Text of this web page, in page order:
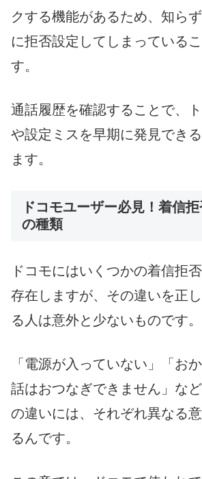
クする機能があるため、知ら
に拒否設定してしまっている
す。
通話履歴を確認することで、
や設定ミスを早期に発見でき
ます。
ドコモユーザー必見！着信
の種類
ドコモにはいくつかの着信拒
存在しますが、その違いを正
る人は意外と少ないものです。
「電源が入っていない」「お
話はおつなぎできません」な
の違いには、それぞれ異なる
るんです。